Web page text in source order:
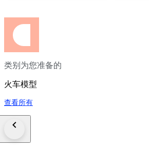
类别为您准备的
火车模型
查看所有